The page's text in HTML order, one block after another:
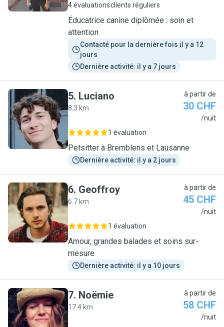
4 évaluationsclients réguliers
Éducatrice canine diplômée : soin et
attention
Contacté pour la dernière fois il y a 12
jours
Dernière activité: il y a 7 jours
L
5. Luciano
8.3 km
à partir de
30 CHF
/nuit
1 évaluation
Petsitter à Bremblens et Lausanne
Dernière activité: il y a 2 jours
G
6. Geoffroy
6.7 km
à partir de
45 CHF
/nuit
1 évaluation
Amour, grandes balades et soins sur-
mesure
Dernière activité: il y a 10 jours
N
7. Noëmie
17.4 km
à partir de
58 CHF
/nuit